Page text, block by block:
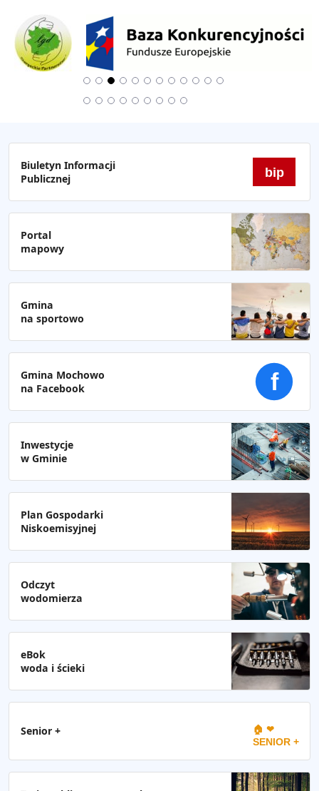
Biuletyn Informacji
Publicznej
bip
Portal
mapowy
Gmina
na sportowo
Gmina Mochowo
na Facebook
f
Inwestycje
w Gminie
Plan Gospodarki
Niskoemisyjnej
Odczyt
wodomierza
eBok
woda i ścieki
Senior + 🏠 ❤
SENIOR +